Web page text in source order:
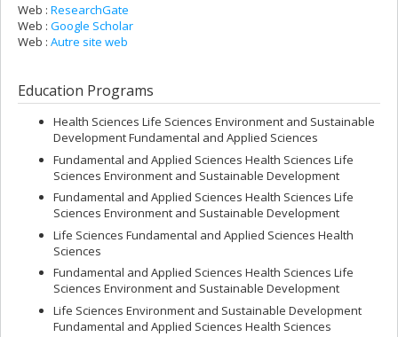
Web : ResearchGate
Web : Google Scholar
Web : Autre site web
Education Programs
Health Sciences Life Sciences Environment and Sustainable
Development Fundamental and Applied Sciences
Fundamental and Applied Sciences Health Sciences Life
Sciences Environment and Sustainable Development
Fundamental and Applied Sciences Health Sciences Life
Sciences Environment and Sustainable Development
Life Sciences Fundamental and Applied Sciences Health
Sciences
Fundamental and Applied Sciences Health Sciences Life
Sciences Environment and Sustainable Development
Life Sciences Environment and Sustainable Development
Fundamental and Applied Sciences Health Sciences